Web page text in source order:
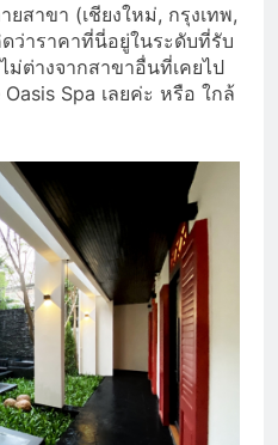
สาขา (เชียงใหม่, กรุงเทพ,
ว่าราคาที่นี่อยู่ในระดับที่รับ
ต่างจากสาขาอื่นที่เคยไป
Spa เลยค่ะ หรือ ใกล้